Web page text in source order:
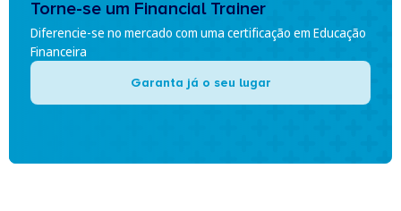
Torne-se um Financial Trainer
Diferencie-se no mercado com uma certificação em Educação
Financeira
Garanta já o seu lugar